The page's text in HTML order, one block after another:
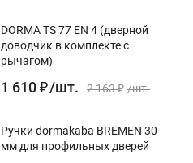
DORMA TS 77 EN 4 (дверной
доводчик в комплекте с
рычагом)
1 610 ₽/шт. 2 163 ₽ /шт.
Ручки dormakaba BREMEN 30
мм для профильных дверей